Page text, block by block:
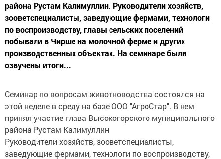
района Рустам Калимуллин. Руководители хозяйств,
зооветспециалисты, заведующие фермами, технологи
по воспроизводству, главы сельских поселений
побывали в Чирше на молочной ферме и других
производственных объектах. На семинаре были
озвучены итоги...
Семинар по вопросам животноводства состоялся на
этой неделе в среду на базе ООО "АгроСтар". В нем
принял участие глава Высокогорского муниципального
района Рустам Калимуллин.
Руководители хозяйств, зооветспециалисты,
заведующие фермами, технологи по воспроизводству,